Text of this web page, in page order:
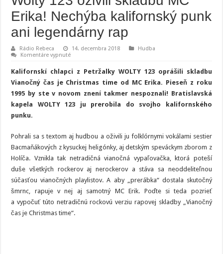
Erika! Nechýba kalifornský punk
ani legendárny rap
Rádio Rebeca 14. decembra 2018
Hudba
Komentáre vypnuténa
123
oživili
skladbu
Erika!
kalifornský
rap
Kalifornskí chlapci z Petržalky WOLTY 123 oprášili skladbu
Vianočný čas je Christmas time od MC Erika. Pieseň z roku
1995 by ste v novom znení takmer nespoznali! Bratislavská
kapela WOLTY 123 ju prerobila do svojho kalifornského
punku.
Pohrali sa s textom aj hudbou a oživili ju folklórnymi vokálami sestier
Bacmaňákových z kysuckej heligónky, aj detským speváckym zborom z
Holíča. Vznikla tak netradičná vianočná vypaľovačka, ktorá poteší
duše všetkých rockerov aj nerockerov a stáva sa neoddeliteľnou
súčasťou vianočných playlistov. A aby „prerábka“ dostala skutočný
šmrnc, rapuje v nej aj samotný MC Erik. Poďte si teda pozrieť
a vypočuť túto netradičnú rockovú verziu rapovej skladby „Vianočný
čas je Christmas time“.